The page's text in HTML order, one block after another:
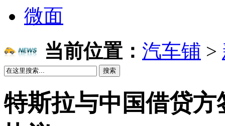
微面
当前位置： 汽车铺 >
搜索
特斯拉与中国借贷